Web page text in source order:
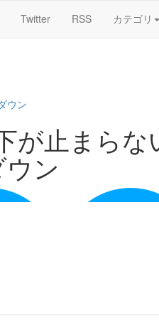
Twitter RSS カテゴリ
ウン
が止まら
ン